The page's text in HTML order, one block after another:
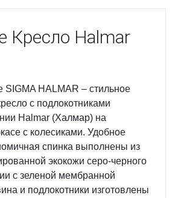
Кресло Halmar
SIGMA HALMAR – стильное
с подлокотниками
Halmar (Халмар) на
с колесиками. Удобное
спинка выполнены из
экокожи серо-черного
с зеленой мембранной
и подлокотники изготовлены